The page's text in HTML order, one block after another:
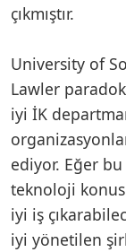
çıkmıştır.
University of
Lawler
iyi İK
ediyor. Eğer
teknoloji
iyi iş
iyi yönetilen